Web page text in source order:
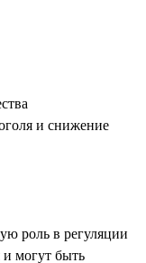
и снижение
роль в регуляции
и могут быть